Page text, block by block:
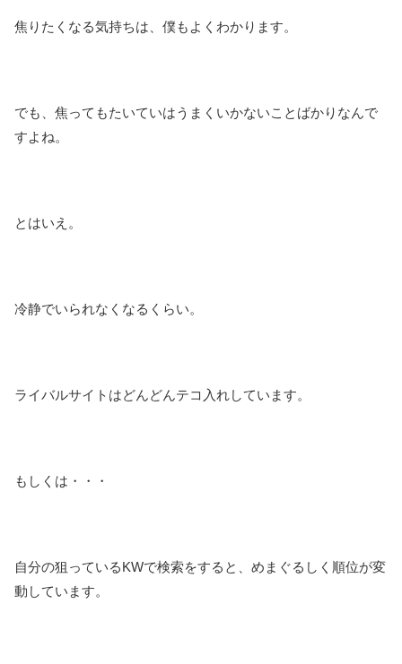
焦りたくなる気持ちは、僕もよくわかります。
でも、焦ってもたいていはうまくいかないことばかりなんで
すよね。
とはいえ。
冷静でいられなくなるくらい。
ライバルサイトはどんどんテコ入れしています。
もしくは・・・
自分の狙っているKWで検索をすると、めまぐるしく順位が変
動しています。